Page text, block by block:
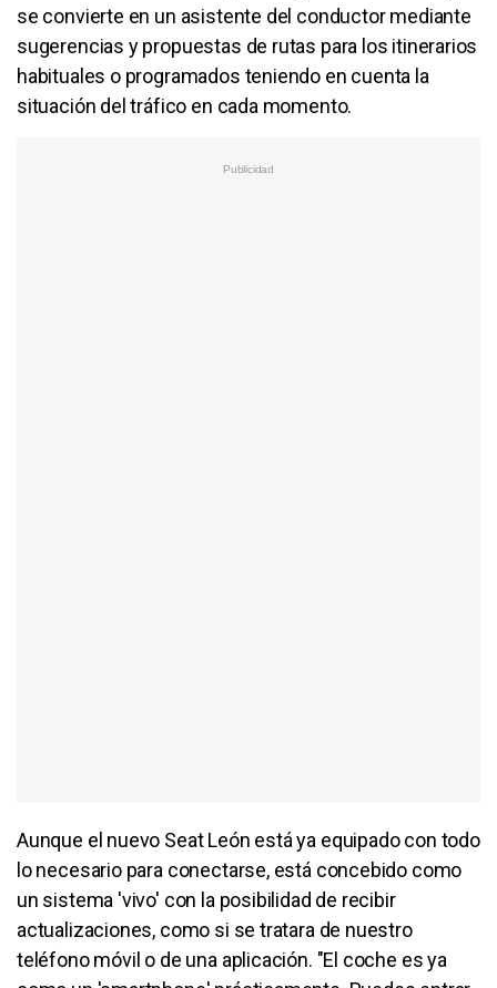
se convierte en un asistente del conductor mediante
sugerencias y propuestas de rutas para los itinerarios
habituales o programados teniendo en cuenta la
situación del tráfico en cada momento.
Aunque el nuevo Seat León está ya equipado con todo
lo necesario para conectarse, está concebido como
un sistema 'vivo' con la posibilidad de recibir
actualizaciones, como si se tratara de nuestro
teléfono móvil o de una aplicación. "El coche es ya